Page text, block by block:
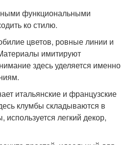
функциональными
ко стилю.
цветов, ровные линии и
имитируют
здесь уделяется именно
итальянские и французские
клумбы складываются в
легкий декор,